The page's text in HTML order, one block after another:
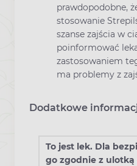
prawdopodobne,
stosowanie
szanse zajścia w
poinformować
zastosowaniem
ma problemy z
Dodatkowe
To jest lek. Dla
go zgodnie z ulotką